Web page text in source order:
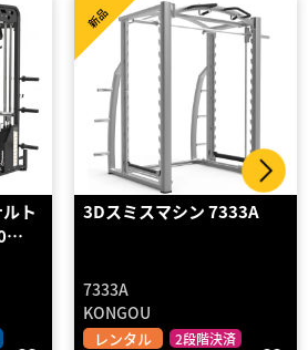
マルチパワーラック
TM170
BODYMAKER
レンタル 送料無料
新品